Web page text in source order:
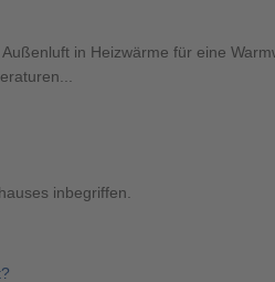
in Heizwärme für eine
inbegriffen.